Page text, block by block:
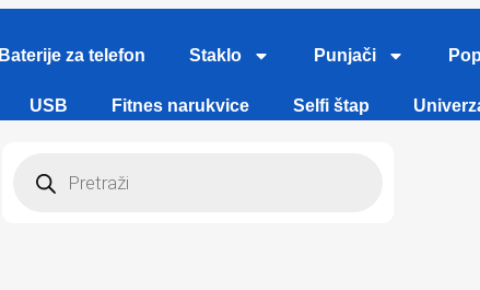
Baterije za telefon Staklo Punjači
USB Fitnes narukvice Selfi štap